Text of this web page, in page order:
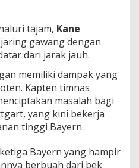
tajam, Kane
gawang dengan
dari jarak jauh.
memiliki dampak yang
Kapten timnas
masalah bagi
yang kini bekerja
tinggi Bayern.
Bayern yang hampir
berbuah dari bek